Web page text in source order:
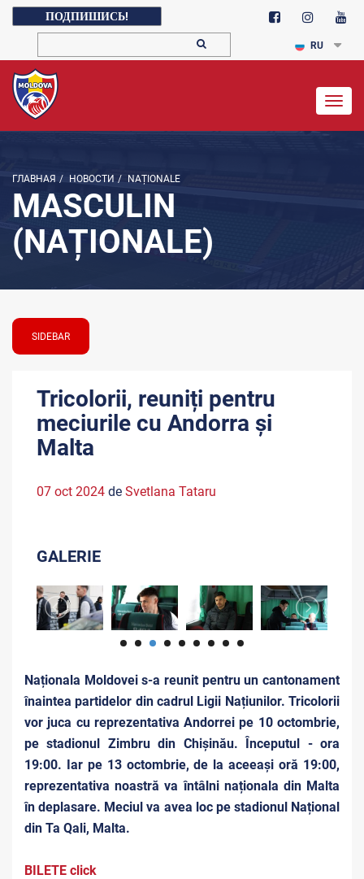
ПОДПИШИСЬ!
RU
ГЛАВНАЯ / НОВОСТИ / NAȚIONALE
MASCULIN
(NAȚIONALE)
SIDEBAR
Tricolorii, reuniți pentru
meciurile cu Andorra și
Malta
07 oct 2024 de Svetlana Tataru
GALERIE
Naționala Moldovei s-a reunit pentru un cantonament
înaintea partidelor din cadrul Ligii Națiunilor. Tricolorii
vor juca cu reprezentativa Andorrei pe 10 octombrie,
pe stadionul Zimbru din Chișinău. Începutul - ora
19:00. Iar pe 13 octombrie, de la aceeași oră 19:00,
reprezentativa noastră va întâlni naționala din Malta
în deplasare. Meciul va avea loc pe stadionul Național
din Ta Qali, Malta.
BILETE click